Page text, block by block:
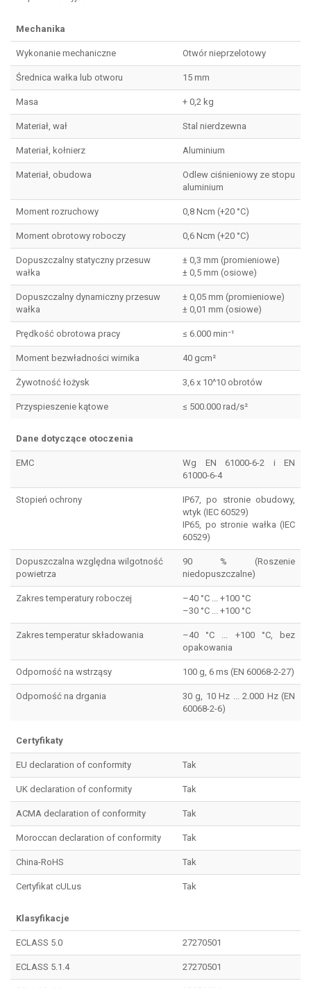
Mechanika
Wykonanie mechaniczne Otwór nieprzelotowy
Średnica wałka lub otworu 15 mm
Masa + 0,2 kg
Materiał, wał Stal nierdzewna
Materiał, kołnierz Aluminium
Materiał, obudowa
Odlew ciśnieniowy ze stopu
aluminium
Moment rozruchowy 0,8 Ncm (+20 °C)
Moment obrotowy roboczy 0,6 Ncm (+20 °C)
Dopuszczalny statyczny przesuw
wałka
± 0,3 mm (promieniowe)
± 0,5 mm (osiowe)
Dopuszczalny dynamiczny przesuw
wałka
± 0,05 mm (promieniowe)
± 0,01 mm (osiowe)
Prędkość obrotowa pracy ≤ 6.000 min⁻¹
Moment bezwładności wirnika 40 gcm²
Żywotność łożysk 3,6 x 10^10 obrotów
Przyspieszenie kątowe ≤ 500.000 rad/s²
Dane dotyczące otoczenia
EMC
Wg EN 61000-6-2 i EN
61000-6-4
Stopień ochrony
IP67, po stronie obudowy,
wtyk (IEC 60529)
IP65, po stronie wałka (IEC
60529)
Dopuszczalna względna wilgotność
powietrza
90 % (Roszenie
niedopuszczalne)
Zakres temperatury roboczej
–40 °C ... +100 °C
–30 °C ... +100 °C
Zakres temperatur składowania
–40 °C ... +100 °C, bez
opakowania
Odporność na wstrząsy 100 g, 6 ms (EN 60068-2-27)
Odporność na drgania
30 g, 10 Hz ... 2.000 Hz (EN
60068-2-6)
Certyfikaty
EU declaration of conformity Tak
UK declaration of conformity Tak
ACMA declaration of conformity Tak
Moroccan declaration of conformity Tak
China-RoHS Tak
Certyfikat cULus Tak
Klasyfikacje
ECLASS 5.0 27270501
ECLASS 5.1.4 27270501